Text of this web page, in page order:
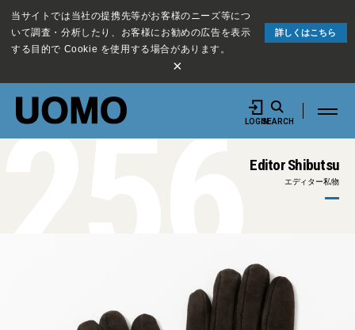
当サイトでは当社の提携先等がお客様のニーズ等につ
いて調査・分析したり、お客様にお勧めの広告を表示
する目的で Cookie を使用する場合があります。
詳しくはこちら
×
LOGINSEARCH
Editor Shibutsu
エディター私物
256